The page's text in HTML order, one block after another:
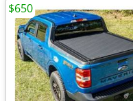
$650